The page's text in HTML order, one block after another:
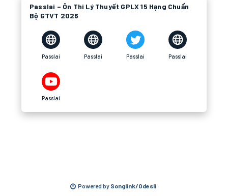
Passlai – Ôn Thi Lý Thuyết GPLX 15 Hạng Chuẩn
Bộ GTVT 2026
Passlai Passlai Passlai Passlai
Passlai
Powered by Songlink/Odesli